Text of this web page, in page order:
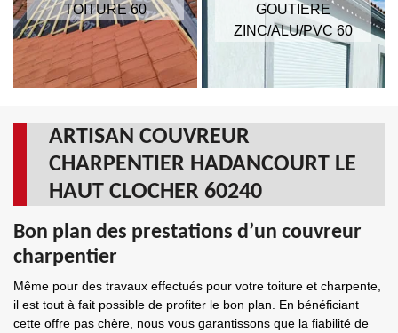
TOITURE 60
GOUTIERE
ZINC/ALU/PVC 60
ARTISAN COUVREUR
CHARPENTIER HADANCOURT LE
HAUT CLOCHER 60240
Bon plan des prestations d’un couvreur
charpentier
Même pour des travaux effectués pour votre toiture et charpente,
il est tout à fait possible de profiter le bon plan. En bénéficiant
cette offre pas chère, nous vous garantissons que la fiabilité de